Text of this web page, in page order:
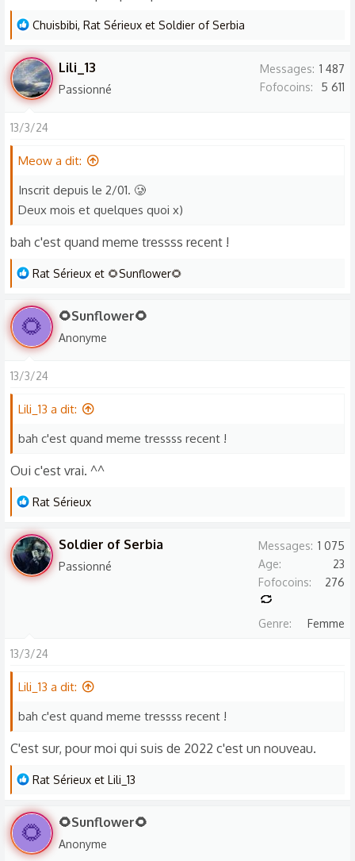
L
s
r
é
c
o
n
Chuisbibi, Rat Sérieux et Soldier of Serbia
Lili_13
Passionné
Messages 1 487
Fofocoins
5 611
13/3/24
Meow a dit:
Inscrit depuis le 2/01. 🥲
Deux mois et quelques quoi x)
bah c'est quand meme tressss recent !
L
s
r
é
c
i
o
s
Rat Sérieux et 🌻Sunflower🌻
🌻 🌻Sunflower🌻
Anonyme
13/3/24
Lili_13 a dit:
bah c'est quand meme tressss recent !
Oui c'est vrai. ^^
L
s
r
é
i
:
Rat Sérieux
Soldier of Serbia
Passionné
Messages 1 075
Age
23
Fofocoins
276
Genre Femme
13/3/24
Lili_13 a dit:
bah c'est quand meme tressss recent !
C'est sur, pour moi qui suis de 2022 c'est un nouveau.
L
s
r
é
Rat Sérieux et Lili_13
🌻 🌻Sunflower🌻
Anonyme